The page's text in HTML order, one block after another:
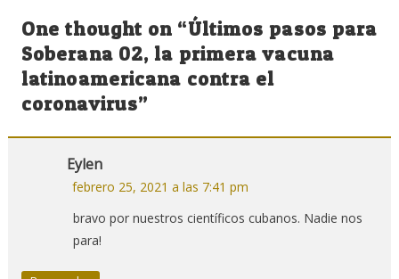
de
entradas
One thought on “Últimos pasos para
Soberana 02, la primera vacuna
latinoamericana contra el
coronavirus”
Eylen
febrero 25, 2021 a las 7:41 pm
bravo por nuestros científicos cubanos. Nadie nos
para!